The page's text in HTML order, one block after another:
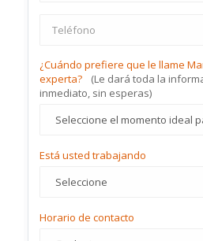
¿Cuándo prefiere que le llame
experta?
(Le dará toda la
inmediato, sin esperas)
Está usted trabajando
Horario de contacto